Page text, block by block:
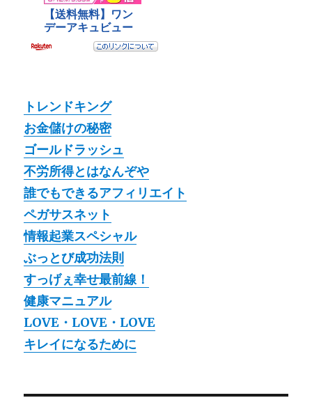
トレンドキング
お金儲けの秘密
ゴールドラッシュ
不労所得とはなんぞや
誰でもできるアフィリエイト
ペガサスネット
情報起業スペシャル
ぶっとび成功法則
すっげぇ幸せ最前線！
健康マニュアル
LOVE・LOVE・LOVE
キレイになるために